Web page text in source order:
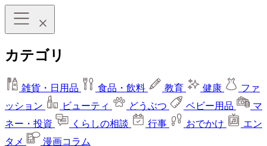
カテゴリ
雑貨・日用品 食品・飲料 教育 健康
ファ
ッション
ビューティ どうぶつ ベビー用品
マ
ネー・投資
くらしの相談 行事 おでかけ
エン
タメ
漫画コラム